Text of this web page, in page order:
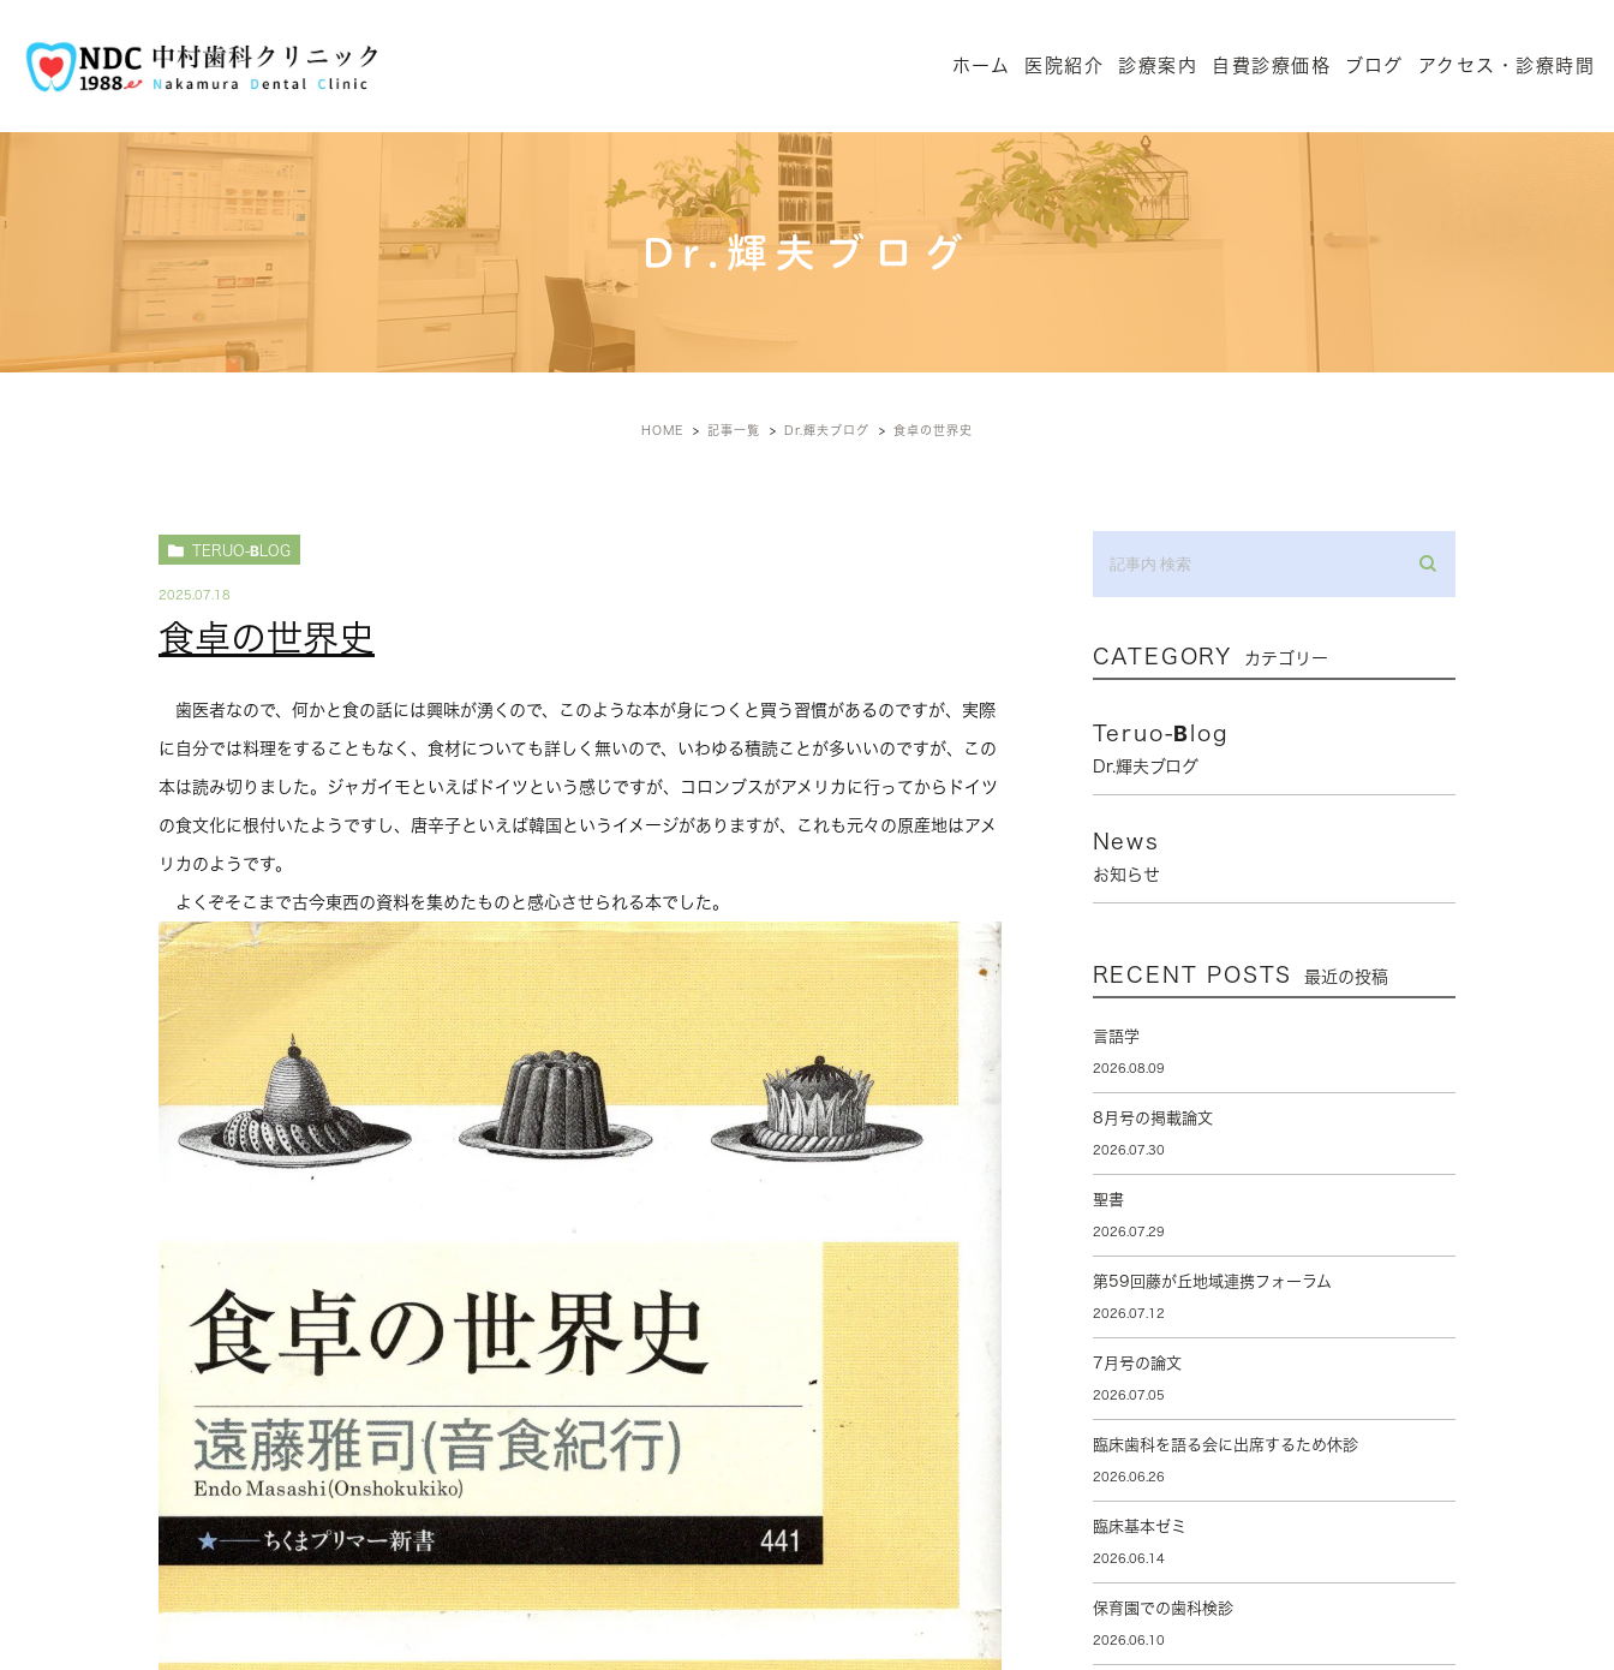
ホーム 医院紹介 診療案内 自費診療価格 ブログ アクセス・診療時間
Dr.輝夫ブログ
HOME 記事一覧 Dr.輝夫ブログ 食卓の世界史
TERUO-BLOG
2025.07.18
食卓の世界史
歯医者なので、何かと食の話には興味が湧くので、このような本が身につくと買う習慣があるのですが、実際
に自分では料理をすることもなく、食材についても詳しく無いので、いわゆる積読ことが多いいのですが、この
本は読み切りました。ジャガイモといえばドイツという感じですが、コロンブスがアメリカに行ってからドイツ
の食文化に根付いたようですし、唐辛子といえば韓国というイメージがありますが、これも元々の原産地はアメ
リカのようです。
よくぞそこまで古今東西の資料を集めたものと感心させられる本でした。
CATEGORY カテゴリー
Teruo-Blog
Dr.輝夫ブログ
News
お知らせ
RECENT POSTS 最近の投稿
言語学
2026.08.09
8月号の掲載論文
2026.07.30
聖書
2026.07.29
第59回藤が丘地域連携フォーラム
2026.07.12
7月号の論文
2026.07.05
臨床歯科を語る会に出席するため休診
2026.06.26
臨床基本ゼミ
2026.06.14
保育園での歯科検診
2026.06.10